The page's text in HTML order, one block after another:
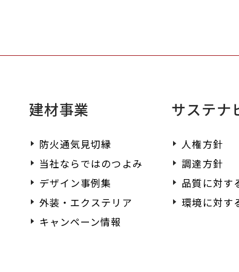
建材事業
防火通気見切縁
当社ならではのつよみ
デザイン事例集
外装・エクステリア
キャンペーン情報
サステナ
人権方針
調達方針
品質に対す
環境に対す